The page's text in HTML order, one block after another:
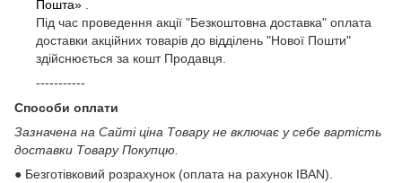
Пошта»
Під час проведення акції "Безкоштовна доставка" оплата
доставки акційних товарів до відділень "Нової Пошти"
здійснюється за кошт Продавця.
-----------
Способи оплати
Зазначена на Сайті ціна Товару не включає у себе вартість
доставки Товару Покупцю.
● Безготівковий розрахунок (оплата на рахунок IBAN).